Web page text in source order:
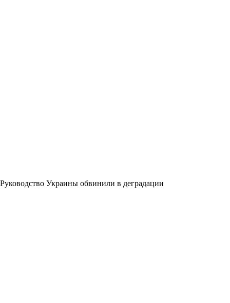
Руководство Украины обвинили в деградации